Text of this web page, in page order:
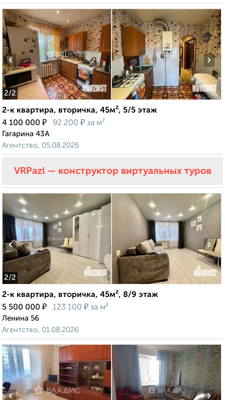
2/2
‹ ›
2-к квартира, вторичка, 45м², 5/5 этаж
4 100 000 ₽ 92 200 ₽ за м²
Гагарина 43А
Агентство, 05.08.2026
VRPazl — конструктор виртуальных туров
2/2
‹ ›
2-к квартира, вторичка, 45м², 8/9 этаж
5 500 000 ₽ 123 100 ₽ за м²
Ленина 56
Агентство, 01.08.2026
‹ ›